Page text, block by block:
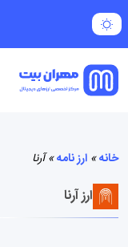
خانه» ارز نامه»آرنا
ارز آرنا